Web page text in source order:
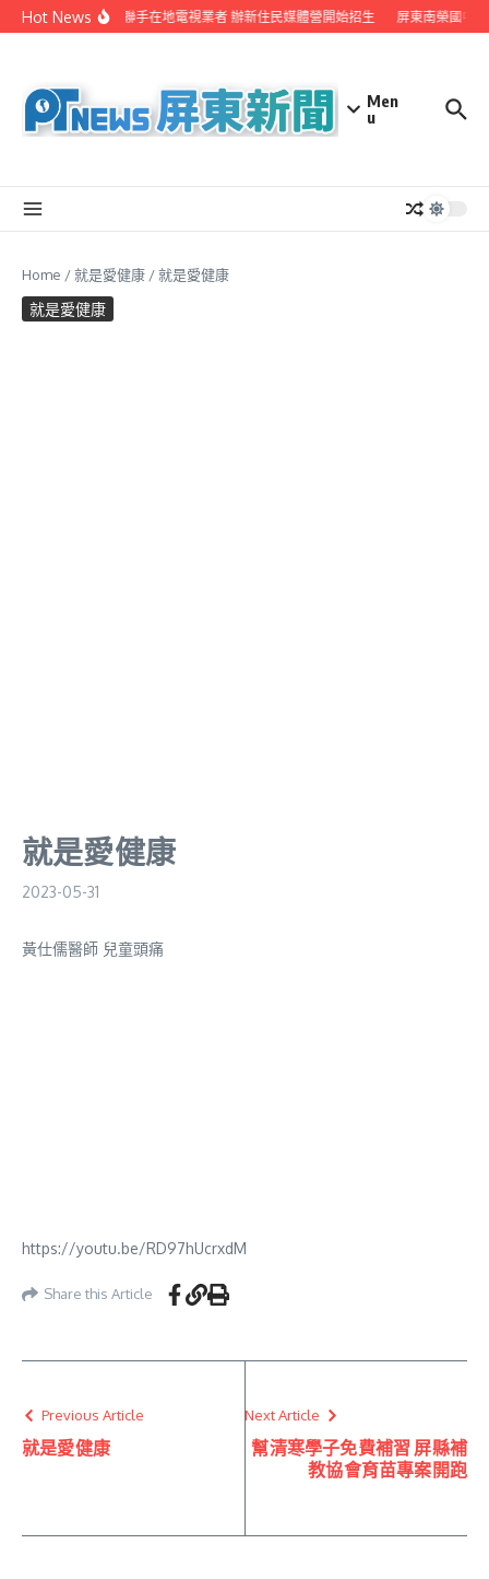
Skip to content
Hot News屏縣府聯手在地電視業者 辦新住民媒體營開始招生 屏東南榮國中
Men
u
Home /就是愛健康 /就是愛健康
就是愛健康
就是愛健康
2023-05-31
黃仕儒醫師 兒童頭痛
https://youtu.be/RD97hUcrxdM
Share this Article
Previous Article
就是愛健康
Next Article
幫清寒學子免費補習 屏縣補
教協會育苗專案開跑